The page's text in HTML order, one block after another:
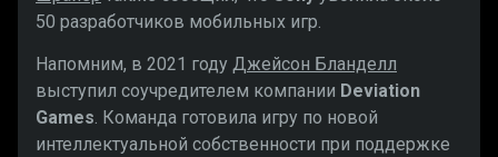
50 разработчиков мобильных игр.
Напомним, в 2021 году Джейсон Бланделл
выступил соучредителем компании Deviation
Games. Команда готовила игру по новой
интеллектуальной собственности при поддержке